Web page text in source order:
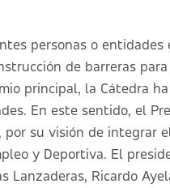
personas o entidades
de barreras para
principal, la Cátedra
En este sentido, el
por su visión de integrar
y Deportiva. El
Lanzaderas, Ricardo